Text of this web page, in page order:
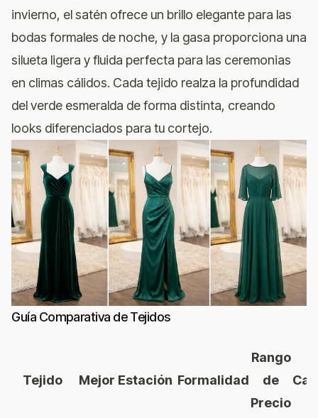
invierno, el satén ofrece un brillo elegante para las
bodas formales de noche, y la gasa proporciona una
silueta ligera y fluida perfecta para las ceremonias
en climas cálidos. Cada tejido realza la profundidad
del verde esmeralda de forma distinta, creando
looks diferenciados para tu cortejo.
Guía Comparativa de Tejidos
Tejido Mejor Estación Formalidad
Rango
de
Precio